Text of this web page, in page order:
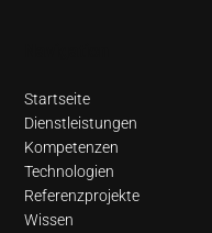
Startseite
Dienstleistungen
Kompetenzen
Technologien
Referenzprojekte
Wissen